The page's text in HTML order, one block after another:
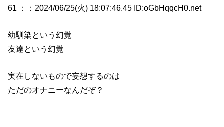
61 ： ：2024/06/25(火) 18:07:46.45 ID:oGbHqqcH0.net
幼馴染という幻覚
友達という幻覚
実在しないもので妄想するのは
ただのオナニーなんだぞ？